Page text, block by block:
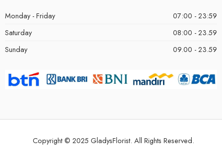
Monday - Friday
07:00 - 23:59
Saturday
08:00 - 23.59
Sunday
09.00 - 23.59
Copyright © 2025 GladysFlorist. All Rights Reserved.